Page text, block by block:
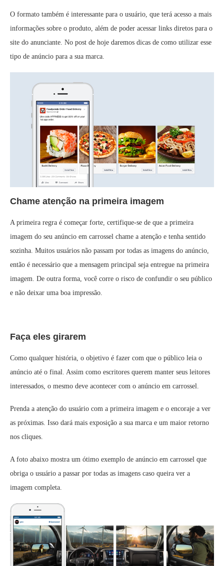
O formato também é interessante para o usuário, que terá acesso a mais
informações sobre o produto, além de poder acessar links diretos para o
site do anunciante. No post de hoje daremos dicas de como utilizar esse
tipo de anúncio para a sua marca.
Chame atenção na primeira imagem
A primeira regra é começar forte, certifique-se de que a primeira
imagem do seu anúncio em carrossel chame a atenção e tenha sentido
sozinha. Muitos usuários não passam por todas as imagens do anúncio,
então é necessário que a mensagem principal seja entregue na primeira
imagem. De outra forma, você corre o risco de confundir o seu público
e não deixar uma boa impressão.
Faça eles girarem
Como qualquer história, o objetivo é fazer com que o público leia o
anúncio até o final. Assim como escritores querem manter seus leitores
interessados, o mesmo deve acontecer com o anúncio em carrossel.
Prenda a atenção do usuário com a primeira imagem e o encoraje a ver
as próximas. Isso dará mais exposição a sua marca e um maior retorno
nos cliques.
A foto abaixo mostra um ótimo exemplo de anúncio em carrossel que
obriga o usuário a passar por todas as imagens caso queira ver a
imagem completa.